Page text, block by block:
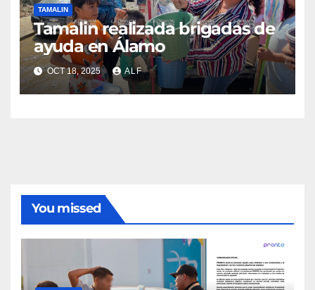
TAMALIN
Tamalin realizada brigadas de
ayuda en Álamo
OCT 18, 2025 ALF
You missed